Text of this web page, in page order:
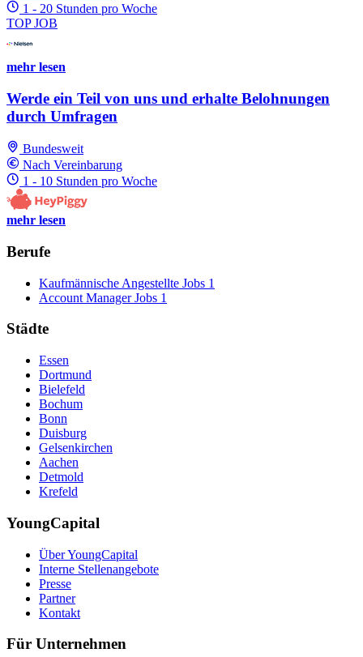
1 - 20 Stunden pro Woche
TOP JOB
mehr lesen
Werde ein Teil von uns und erhalte Belohnungen
durch Umfragen
Bundesweit
Nach Vereinbarung
1 - 10 Stunden pro Woche
mehr lesen
Berufe
Kaufmännische Angestellte Jobs 1
Account Manager Jobs 1
Städte
Essen
Dortmund
Bielefeld
Bochum
Bonn
Duisburg
Gelsenkirchen
Aachen
Detmold
Krefeld
YoungCapital
Über YoungCapital
Interne Stellenangebote
Presse
Partner
Kontakt
Für Unternehmen